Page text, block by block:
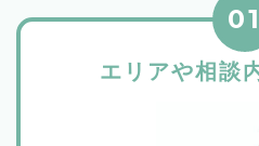
エリアや相談
01